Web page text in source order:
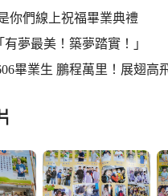
你們線上祝福畢業典禮
夢最美！築夢踏實！」
畢業生 鵬程萬里！展翅高